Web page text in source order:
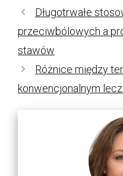
Długotrwałe
przeciwbólowych a
stawów
Różnice między
konwencjonalnym